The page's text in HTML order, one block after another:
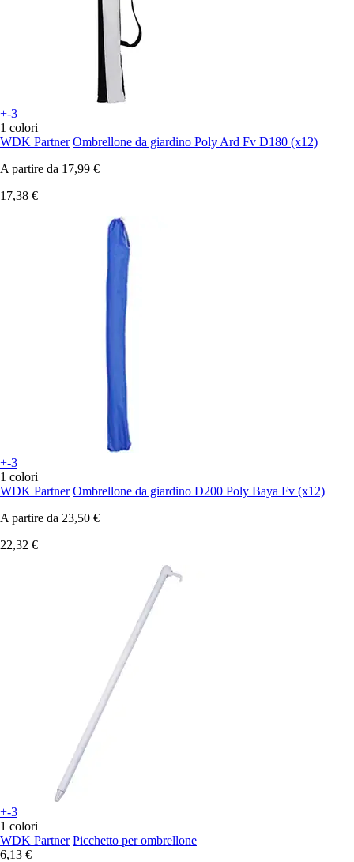
+-3
1 colori
WDK Partner Ombrellone da giardino Poly Ard Fv D180 (x12)
A partire da 17,99 €
17,38 €
+-3
1 colori
WDK Partner Ombrellone da giardino D200 Poly Baya Fv (x12)
A partire da 23,50 €
22,32 €
+-3
1 colori
WDK Partner Picchetto per ombrellone
6,13 €